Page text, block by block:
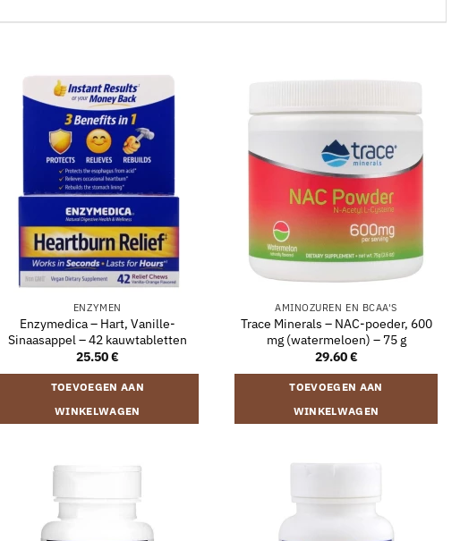
ENZYMEN
Enzymedica – Hart, Vanille-
Sinaasappel – 42 kauwtabletten
25.50€
TOEVOEGEN AAN
WINKELWAGEN
AMINOZUREN EN BCAA'S
Trace Minerals – NAC-poeder, 600
mg (watermeloen) – 75 g
29.60€
TOEVOEGEN AAN
WINKELWAGEN